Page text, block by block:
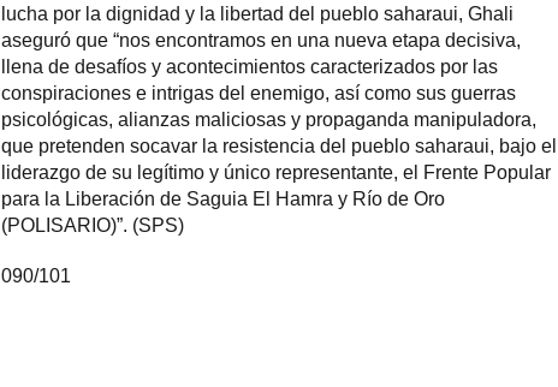
lucha por la dignidad y la libertad del pueblo saharaui, Ghali
aseguró que “nos encontramos en una nueva etapa decisiva,
llena de desafíos y acontecimientos caracterizados por las
conspiraciones e intrigas del enemigo, así como sus guerras
psicológicas, alianzas maliciosas y propaganda manipuladora,
que pretenden socavar la resistencia del pueblo saharaui, bajo el
liderazgo de su legítimo y único representante, el Frente Popular
para la Liberación de Saguia El Hamra y Río de Oro
(POLISARIO)”. (SPS)
090/101